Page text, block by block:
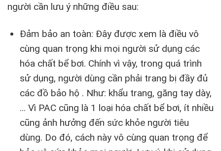
người cần lưu ý những điều sau:
Đảm bảo an toàn: Đây được xem là điều vô
cùng quan trọng khi mọi người sử dụng các
hóa chất bể bơi. Chính vì vậy, trong quá trình
sử dụng, người dùng cần phải trang bị đầy đủ
các đồ bảo hộ . Như: khẩu trang, găng tay dày,
… Vì PAC cũng là 1 loại hóa chất bể bơi, ít nhiều
cũng ảnh hưởng đến sức khỏe người tiêu
dùng. Do đó, cách này vô cùng quan trọng để